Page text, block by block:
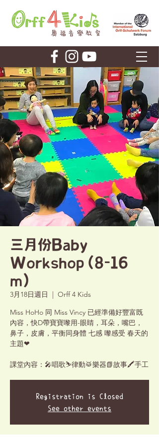
三月份Baby
Workshop (8-16
m)
3月18日週日
  |
Orff 4 Kids
Miss HoHo 同 Miss Vincy 已經準備好豐富既
內容，快D帶寶寶嚟用-眼睛，耳朵，嘴巴，
鼻子，皮膚，平衡同身體 七感 嚟感受 春天的
主題❤
課堂內容：🎤唱歌⛷律動🥁樂器📗故事🖍手工
Registration is Closed
See other events